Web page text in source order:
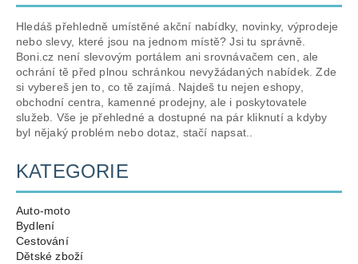
Hledáš přehledně umístěné akční nabídky, novinky, výprodeje
nebo slevy, které jsou na jednom místě? Jsi tu správně.
Boni.cz není slevovým portálem ani srovnávačem cen, ale
ochrání tě před plnou schránkou nevyžádaných nabídek. Zde
si vybereš jen to, co tě zajímá. Najdeš tu nejen eshopy,
obchodní centra, kamenné prodejny, ale i poskytovatele
služeb. Vše je přehledné a dostupné na pár kliknutí a kdyby
byl nějaký problém nebo dotaz, stačí napsat..
KATEGORIE
Auto-moto
Bydlení
Cestování
Dětské zboží